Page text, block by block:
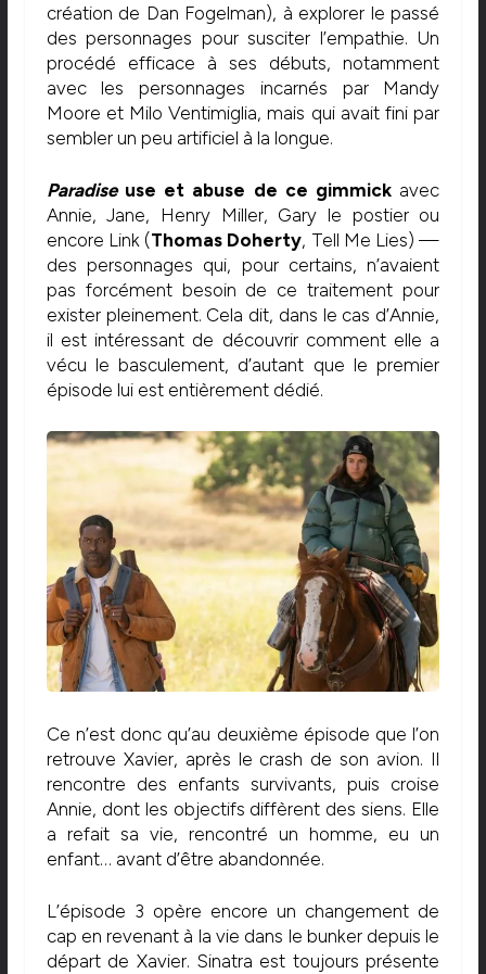
création de Dan Fogelman), à explorer le passé
des personnages pour susciter l’empathie. Un
procédé efficace à ses débuts, notamment
avec les personnages incarnés par Mandy
Moore et Milo Ventimiglia, mais qui avait fini par
sembler un peu artificiel à la longue.
Paradiseuse et abuse de ce gimmick avec
Annie, Jane, Henry Miller, Gary le postier ou
encore Link (Thomas Doherty, Tell Me Lies) —
des personnages qui, pour certains, n’avaient
pas forcément besoin de ce traitement pour
exister pleinement. Cela dit, dans le cas d’Annie,
il est intéressant de découvrir comment elle a
vécu le basculement, d’autant que le premier
épisode lui est entièrement dédié.
Ce n’est donc qu’au deuxième épisode que l’on
retrouve Xavier, après le crash de son avion. Il
rencontre des enfants survivants, puis croise
Annie, dont les objectifs diffèrent des siens. Elle
a refait sa vie, rencontré un homme, eu un
enfant… avant d’être abandonnée.
L’épisode 3 opère encore un changement de
cap en revenant à la vie dans le bunker depuis le
départ de Xavier. Sinatra est toujours présente